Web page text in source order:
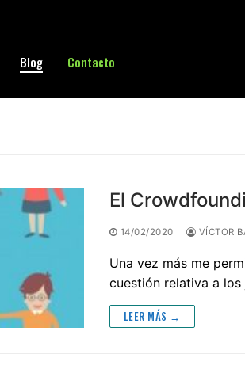
Blog Contacto
El
14/02/2020 VÍCTOR
Una vez más me
cuestión relativa a
LEER MÁS →